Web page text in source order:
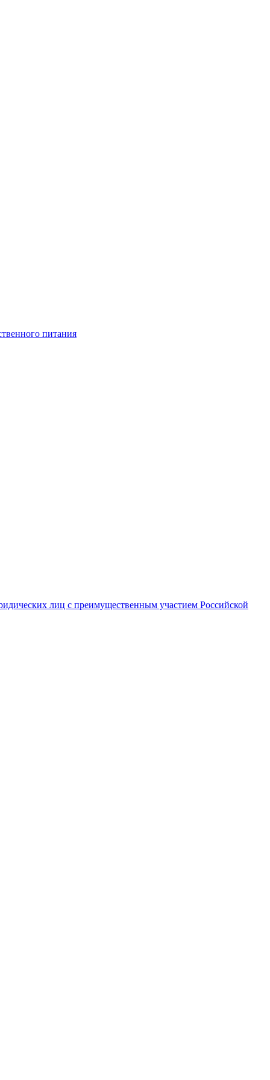
питания
лиц с преимущественным участием Российской